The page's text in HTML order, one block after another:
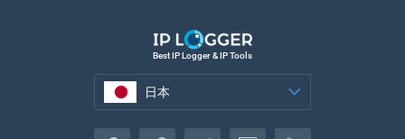
Best IP Logger & IP Tools
日本
日本